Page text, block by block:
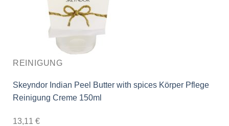
REINIGUNG
Skeyndor Indian Peel Butter with spices Körper Pflege
Reinigung Creme 150ml
13,11 €